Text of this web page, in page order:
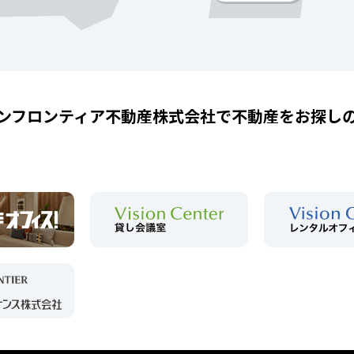
フロンティア不動産株式会社で不動産をお探し